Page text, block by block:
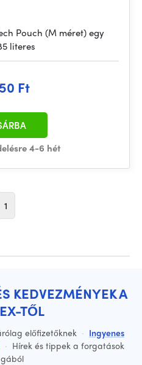
Pouch (M méret) egy
literes
Ft
4-6 hét
1
KEDVEZMÉNYEK A
TŐL
előfizetőknek · Ingyenes
· Hírek és tippek a forgatások